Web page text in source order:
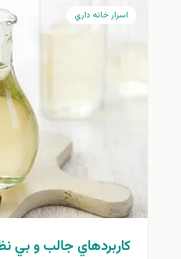
اسرار خانه داري
كاربردهاي جالب و بي